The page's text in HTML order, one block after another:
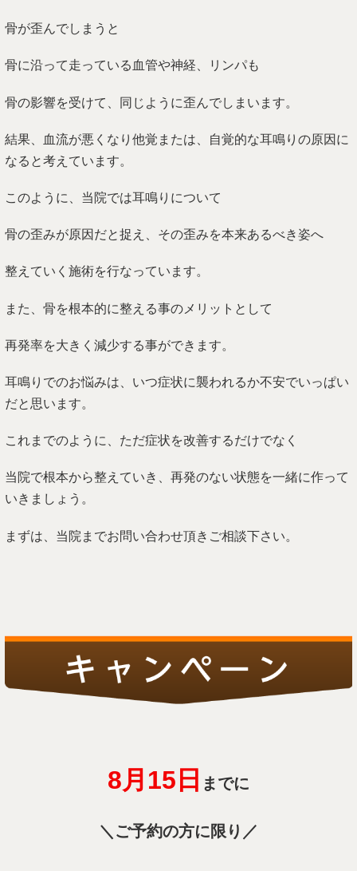
骨が歪んでしまうと
骨に沿って走っている血管や神経、リンパも
骨の影響を受けて、同じように歪んでしまいます。
結果、血流が悪くなり他覚または、自覚的な耳鳴りの原因に
なると考えています。
このように、当院では耳鳴りについて
骨の歪みが原因だと捉え、その歪みを本来あるべき姿へ
整えていく施術を行なっています。
また、骨を根本的に整える事のメリットとして
再発率を大きく減少する事ができます。
耳鳴りでのお悩みは、いつ症状に襲われるか不安でいっぱい
だと思います。
これまでのように、ただ症状を改善するだけでなく
当院で根本から整えていき、再発のない状態を一緒に作って
いきましょう。
まずは、当院までお問い合わせ頂きご相談下さい。
8月15 日 までに
＼ご予約の方に限り／